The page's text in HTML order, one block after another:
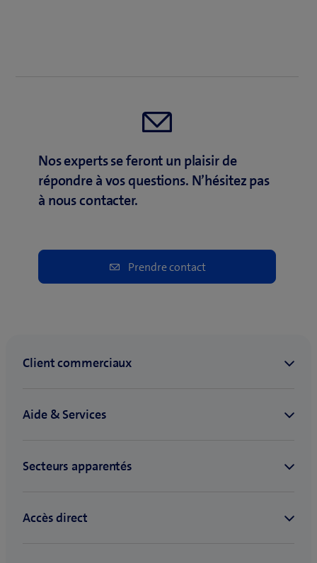
Nos experts se feront un plaisir de
répondre à vos questions. N’hésitez pas
à nous contacter.
Prendre contact